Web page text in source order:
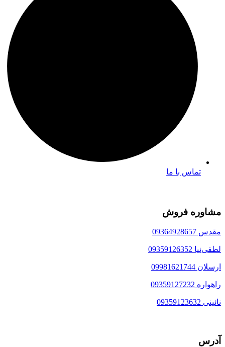
تماس با ما
مشاوره فروش
مقدس 09364928657
لطفی‌نیا 09359126352
ارسلان 09981621744
راهواره 09359127232
نائینی 09359123632
آدرس